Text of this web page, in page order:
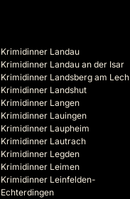
Krimidinner Landau
Krimidinner Landau an der Isar
Krimidinner Landsberg am Lech
Krimidinner Landshut
Krimidinner Langen
Krimidinner Lauingen
Krimidinner Laupheim
Krimidinner Lautrach
Krimidinner Legden
Krimidinner Leimen
Krimidinner Leinfelden-
Echterdingen